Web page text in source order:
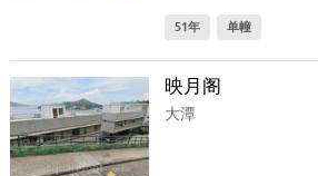
51年 单幢
映月阁
大潭